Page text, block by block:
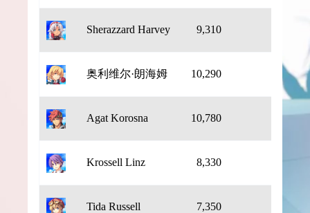
Sherazzard Harvey 9,310
奥利维尔·朗海姆 10,290
Agat Korosna 10,780
Krossell Linz 8,330
Tida Russell 7,350